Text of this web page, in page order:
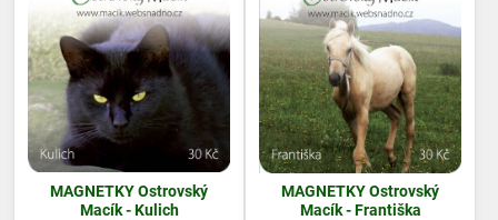
MAGNETKY Ostrovský
Macík - Kulich
MAGNETKY Ostrovský
Macík - Františka